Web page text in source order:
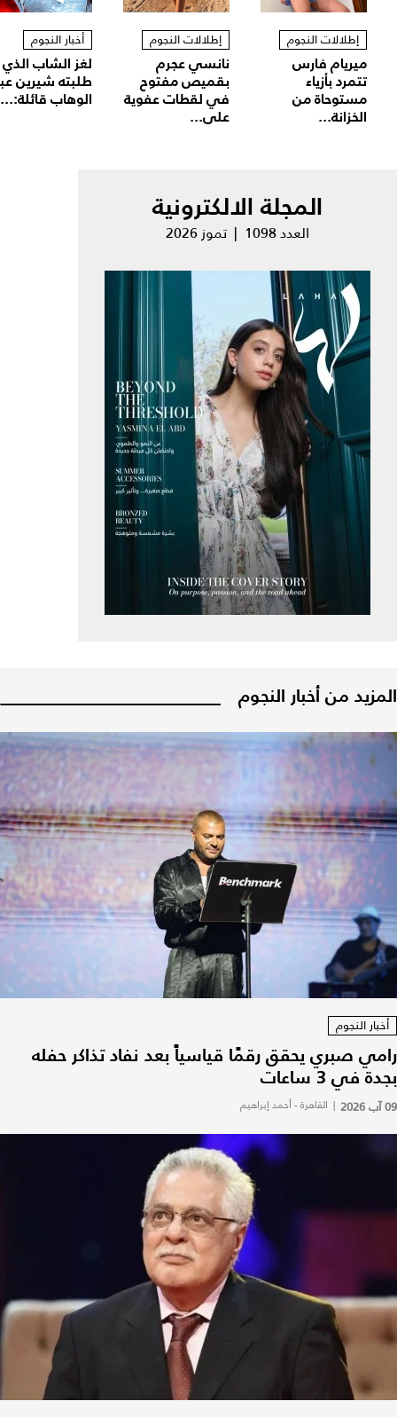
إطلالات النجوم
ميريام فارس
تتمرد بأزياء
مستوحاة من
الخزانة...
إطلالات النجوم
نانسي عجرم
بقميص مفتوح
في لقطات عفوية
على...
أخبار النجوم
لغز الشاب الذي
طلبته شيرين
الوهاب قائلة:...
المجلة الالكترونية
العدد 1098 | تموز 2026
المزيد من أخبار النجوم
أخبار النجوم
رامي صبري يحقق رقمًا قياسياً بعد نفاد تذاكر حفله
بجدة في 3 ساعات
09 آب 2026 | القاهرة - أحمد إبراهيم